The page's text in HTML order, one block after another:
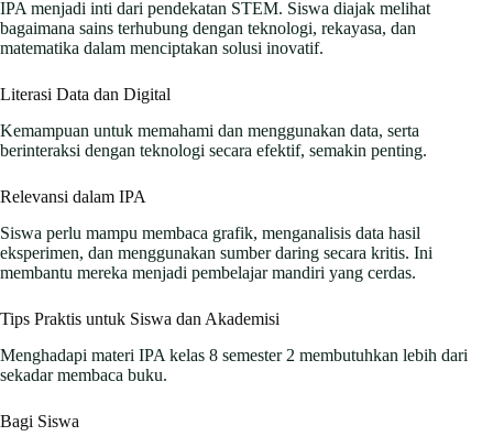
IPA menjadi inti dari pendekatan STEM. Siswa diajak melihat
bagaimana sains terhubung dengan teknologi, rekayasa, dan
matematika dalam menciptakan solusi inovatif.
Literasi Data dan Digital
Kemampuan untuk memahami dan menggunakan data, serta
berinteraksi dengan teknologi secara efektif, semakin penting.
Relevansi dalam IPA
Siswa perlu mampu membaca grafik, menganalisis data hasil
eksperimen, dan menggunakan sumber daring secara kritis. Ini
membantu mereka menjadi pembelajar mandiri yang cerdas.
Tips Praktis untuk Siswa dan Akademisi
Menghadapi materi IPA kelas 8 semester 2 membutuhkan lebih dari
sekadar membaca buku.
Bagi Siswa